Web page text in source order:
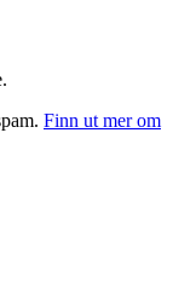
Finn ut mer om